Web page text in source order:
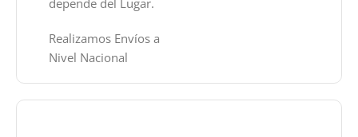
Realizamos Envíos a
Nivel Nacional